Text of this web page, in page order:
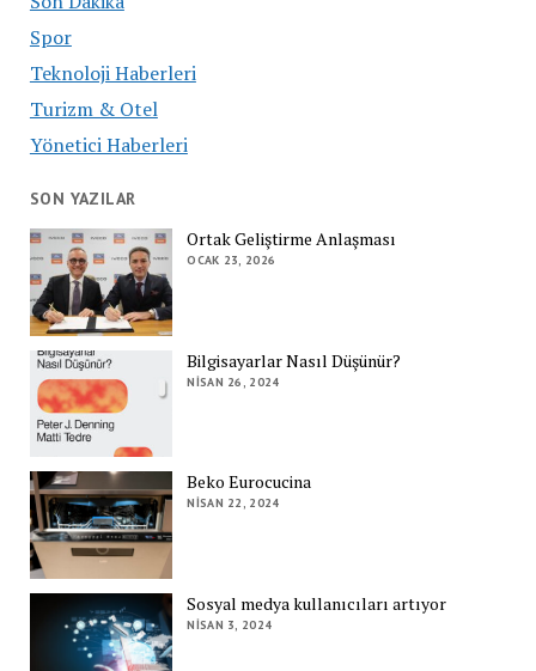
Spor
Teknoloji Haberleri
Turizm & Otel
Yönetici Haberleri
SON YAZILAR
Ortak Geliştirme Anlaşması
OCAK 23, 2026
Bilgisayarlar Nasıl Düşünür?
NISAN 26, 2024
Beko Eurocucina
NISAN 22, 2024
Sosyal medya kullanıcıları artıyor
NISAN 3, 2024